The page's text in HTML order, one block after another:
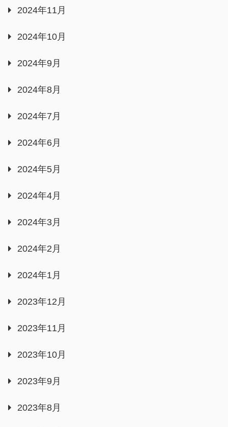
2024年11月
2024年10月
2024年9月
2024年8月
2024年7月
2024年6月
2024年5月
2024年4月
2024年3月
2024年2月
2024年1月
2023年12月
2023年11月
2023年10月
2023年9月
2023年8月